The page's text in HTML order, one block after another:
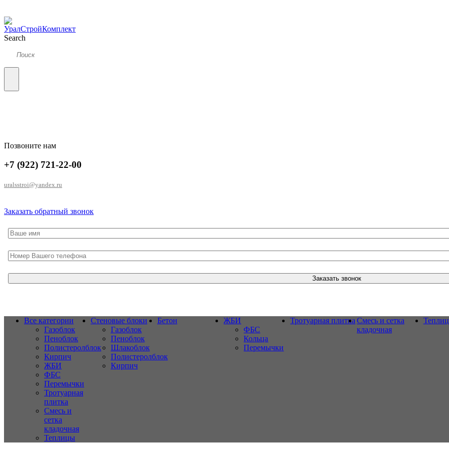
Search
Позвоните нам
+7 (922) 721-22-00
uralsstroi@yandex.ru
Заказать обратный звонок
Все категории
Газоблок
Пеноблок
Полистеролблок
Кирпич
ЖБИ
ФБС
Перемычки
Тротуарная
плитка
Смесь и
сетка
кладочная
Теплицы
Стеновые блоки
Газоблок
Пеноблок
Шлакоблок
Полистеролблок
Кирпич
Бетон
ЖБИ
ФБС
Кольца
Перемычки
Тротуарная плитка Смесь и сетка
кладочная